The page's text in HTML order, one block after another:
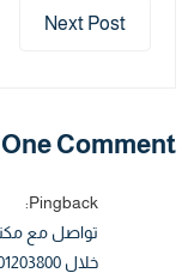
Next Post
One Comment:
Pingback:
تواصل مع
خلال 01101203800 - شركة إجادة للترجمة